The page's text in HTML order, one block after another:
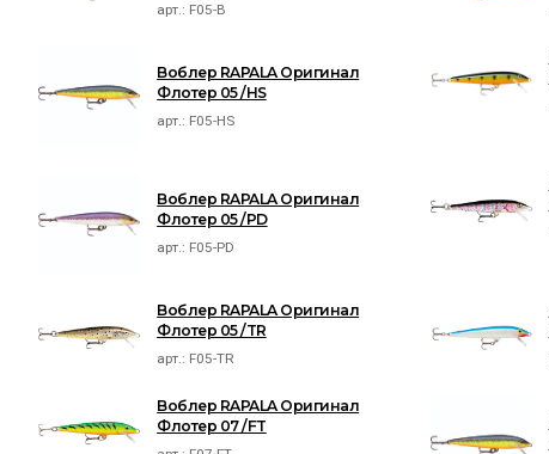
арт.: F05-B
Воблер RAPALA Оригинал
Флотер 05 /HS
арт.: F05-HS
Воблер RAPALA Оригинал
Флотер 05 /PD
арт.: F05-PD
Воблер RAPALA Оригинал
Флотер 05 /TR
арт.: F05-TR
Воблер RAPALA Оригинал
Флотер 07 /FT